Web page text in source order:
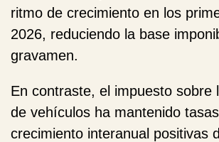
ritmo de crecimiento en los
2026, reduciendo la base
gravamen.
En contraste, el impuesto sobre
de vehículos ha mantenido
crecimiento interanual positivas